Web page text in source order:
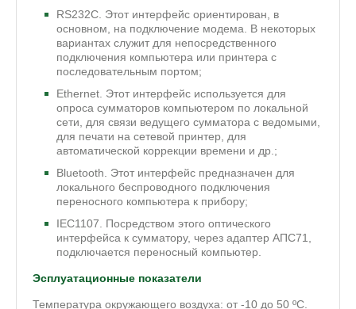
RS232C. Этот интерфейс ориентирован, в
основном, на подключение модема. В некоторых
вариантах служит для непосредственного
подключения компьютера или принтера с
последовательным портом;
Ethernet. Этот интерфейс используется для
опроса сумматоров компьютером по локальной
сети, для связи ведущего сумматора с ведомыми,
для печати на сетевой принтер, для
автоматической коррекции времени и др.;
Bluetooth. Этот интерфейс предназначен для
локального беспроводного подключения
переносного компьютера к прибору;
IEC1107. Посредством этого оптического
интерфейса к сумматору, через адаптер АПС71,
подключается переносный компьютер.
Эсплуатационные показатели
Температура окружающего воздуха: от -10 до 50 ºС.